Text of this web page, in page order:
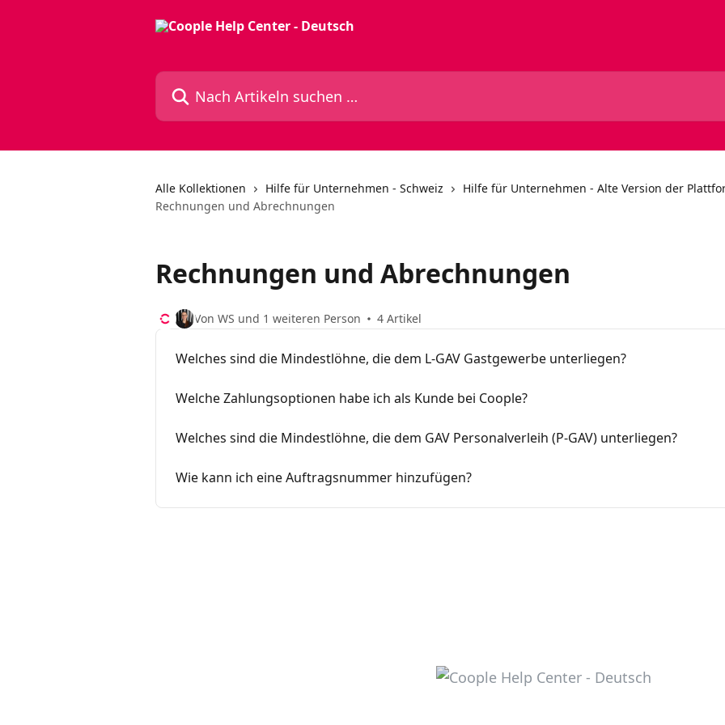
Nach Artikeln suchen …
Alle Kollektionen Hilfe für Unternehmen - Schweiz
Hilfe für Unternehmen - Alte Version der
Rechnungen und Abrechnungen
Rechnungen und Abrechnungen
Von WS und 1 weiteren Person 4 Artikel
Welches sind die Mindestlöhne, die dem L-GAV Gastgewerbe unterliegen?
Welche Zahlungsoptionen habe ich als Kunde bei Coople?
Welches sind die Mindestlöhne, die dem GAV Personalverleih (P-GAV) unterliegen?
Wie kann ich eine Auftragsnummer hinzufügen?